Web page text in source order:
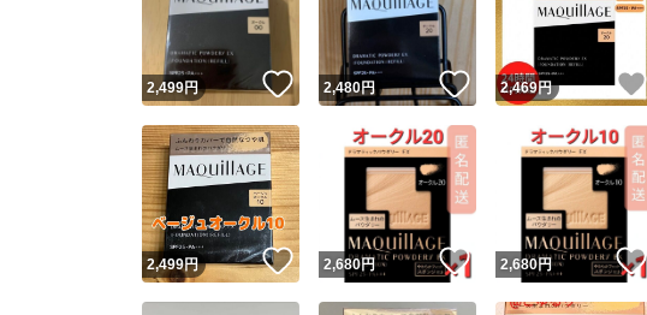
2,499円 いいね！
2,480円 いいね！
2,469円
2,499円 いいね！
2,680円 いいね！
2,680円